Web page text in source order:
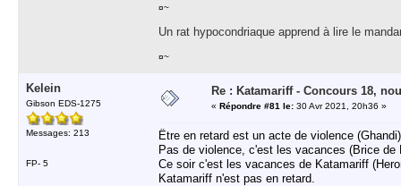
¤~
Un rat hypocondriaque apprend à lire le
¤~
Kelein
Gibson EDS-1275
Messages: 213
FP- 5
Re : Katamariff - Concours 18,
« Répondre #81 le: 30 Avr 2021, 20h36 »
Être en retard est un acte de violence (Ghandi)
Pas de violence, c'est les vacances (Brice de
Ce soir c'est les vacances de Katamariff
Katamariff n'est pas en retard.